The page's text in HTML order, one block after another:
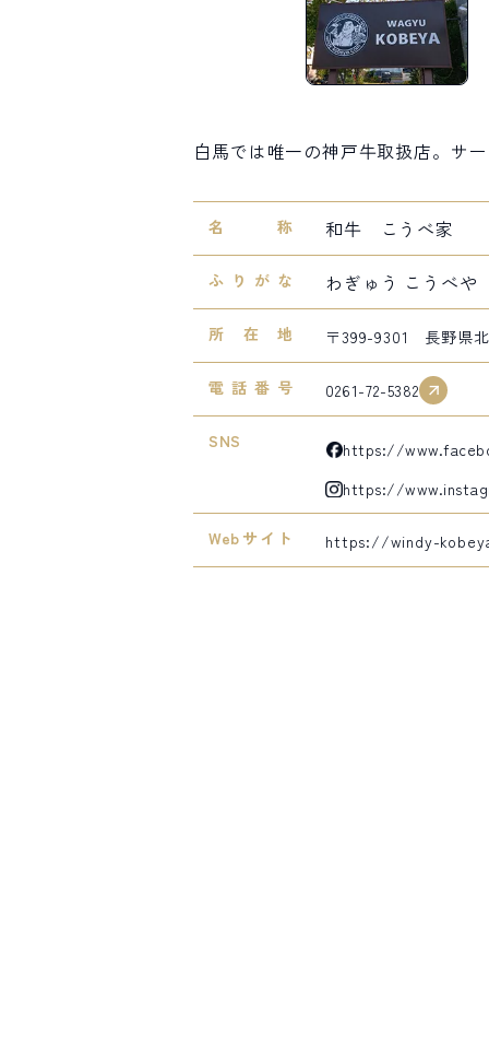
白馬では唯一の神戸牛取扱店。サ
名称 和牛 こうべ家
ふりがな わぎゅう こうべや
所在地 〒399-9301 長野県
電話番号 0261-72-5382
SNS
https://
https://
Webサイト https://windy-